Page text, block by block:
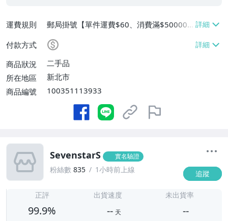
運費規則
郵局掛號【單件運費$60、消費滿$50000
付款方式
商品狀況
二手品
所在地區
新北市
商品編號
100351113933
SevenstarS 實名驗證
粉絲數 835 1小時前上線 追蹤
正評
99.9%
出貨速度
-- 天
未出貨率
--